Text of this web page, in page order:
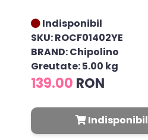
Indisponibil
SKU: ROCF01402YE
BRAND: Chipolino
Greutate: 5.00 kg
139.00 RON
Indisponibil